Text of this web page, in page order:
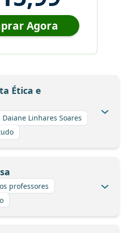
Agora
Ética e
Daiane Linhares Soares
professores